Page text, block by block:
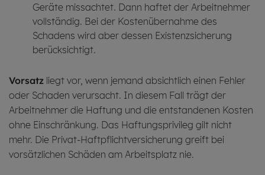
Geräte missachtet. Dann haftet der Arbeitnehmer
vollständig. Bei der Kostenübernahme des
Schadens wird aber dessen Existenzsicherung
berücksichtigt.
Vorsatz liegt vor, wenn jemand absichtlich einen Fehler
oder Schaden verursacht. In diesem Fall trägt der
Arbeitnehmer die Haftung und die entstandenen Kosten
ohne Einschränkung. Das Haftungsprivileg gilt nicht
mehr. Die Privat-Haftpflichtversicherung greift bei
vorsätzlichen Schäden am Arbeitsplatz nie.